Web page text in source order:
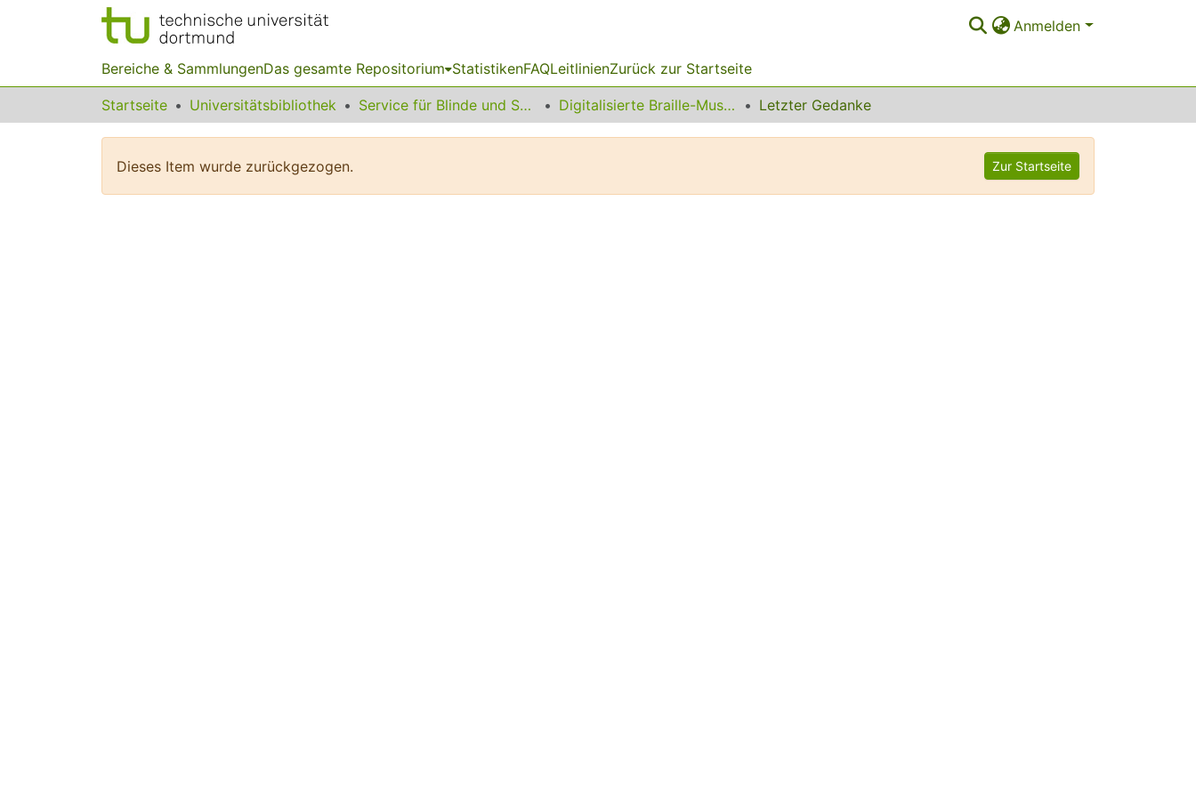
Anmelden
Bereiche & SammlungenDas gesamte Repositorium StatistikenFAQLeitlinienZurück zur Startseite
Startseite Universitätsbibliothek Service für Blinde und Sehbehinderte Digitalisierte Braille-Musik-Matrizen des VzfB Letzter Gedanke
Dieses Item wurde zurückgezogen. Zur Startseite